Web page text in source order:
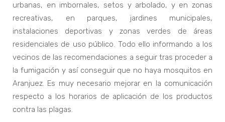
urbanas, en imbornales, setos y arbolado, y en zonas
recreativas, en parques, jardines municipales,
instalaciones deportivas y zonas verdes de áreas
residenciales de uso público. Todo ello informando a los
vecinos de las recomendaciones a seguir tras proceder a
la fumigación y así conseguir que no haya mosquitos en
Aranjuez. Es muy necesario mejorar en la comunicación
respecto a los horarios de aplicación de los productos
contra las plagas.